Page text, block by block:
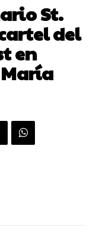
St.
del
en